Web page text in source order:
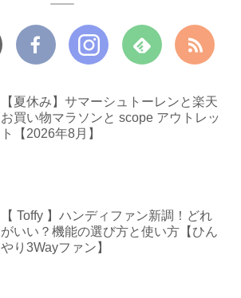
【夏休み】サマーシュトーレンと楽天
お買い物マラソンと scope アウトレッ
ト【2026年8月】
【 Toffy 】ハンディファン新調！どれ
がいい？機能の選び方と使い方【ひん
やり3Wayファン】